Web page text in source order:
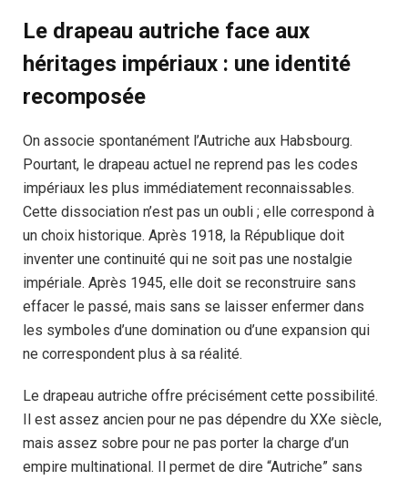
Le drapeau autriche face aux
héritages impériaux : une identité
recomposée
On associe spontanément l’Autriche aux Habsbourg.
Pourtant, le drapeau actuel ne reprend pas les codes
impériaux les plus immédiatement reconnaissables.
Cette dissociation n’est pas un oubli ; elle correspond à
un choix historique. Après 1918, la République doit
inventer une continuité qui ne soit pas une nostalgie
impériale. Après 1945, elle doit se reconstruire sans
effacer le passé, mais sans se laisser enfermer dans
les symboles d’une domination ou d’une expansion qui
ne correspondent plus à sa réalité.
Le drapeau autriche offre précisément cette possibilité.
Il est assez ancien pour ne pas dépendre du XXe siècle,
mais assez sobre pour ne pas porter la charge d’un
empire multinational. Il permet de dire “Autriche” sans